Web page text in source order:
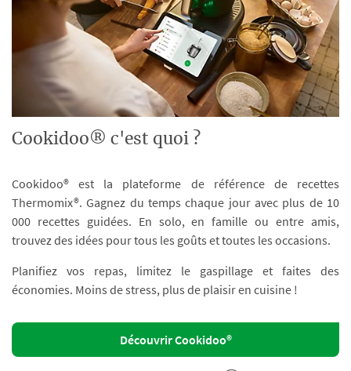
Cookidoo® c'est quoi ?
Cookidoo® est la plateforme de référence de recettes
Thermomix®. Gagnez du temps chaque jour avec plus de 10
000 recettes guidées. En solo, en famille ou entre amis,
trouvez des idées pour tous les goûts et toutes les occasions.
Planifiez vos repas, limitez le gaspillage et faites des
économies. Moins de stress, plus de plaisir en cuisine !
Découvrir Cookidoo®